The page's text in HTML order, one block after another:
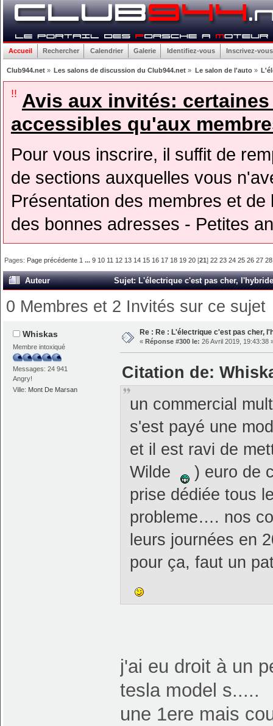
Accueil Rechercher Calendrier Galerie Identifiez-vous Inscrivez-vous
Club944.net» Les salons de discussion du Club944.net » Le salon de l'auto»
!! Avis aux invités:
accessibles qu'aux
Pour vous inscrire, il suffit de
de sections auxquelles vous
Présentation des membres et
des bonnes adresses - Petites
Pages: Page précédente 1 ...9 10 11 12 13 14 15 16 17 18 19 20 [21]22 23 24 25 26 27 28
Auteur Sujet: L'électrique c'est pas cher,
0 Membres et 2 Invités sur ce sujet
Whiskas
Membre intoxiqué
Messages: 24 941
Angry!
Ville: Mont De Marsan
Re : Re : L'électrique c'est pas cher,
« Réponse #300 le: 26 Avril 2019, 19:43:38
Citation de:
un commercial
s'est payé une
et il est ravi de
Wilde
) euro de
prise dédiée tous
probleme…. nos
leurs journées en
pour ça, faut un
j'ai eu droit à un
tesla model s.....
une 1ere mais